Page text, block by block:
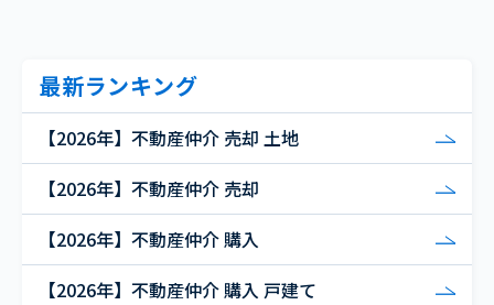
最新ランキング
【2026年】不動産仲介 売却 土地
【2026年】不動産仲介 売却
【2026年】不動産仲介 購入
【2026年】不動産仲介 購入 戸建て